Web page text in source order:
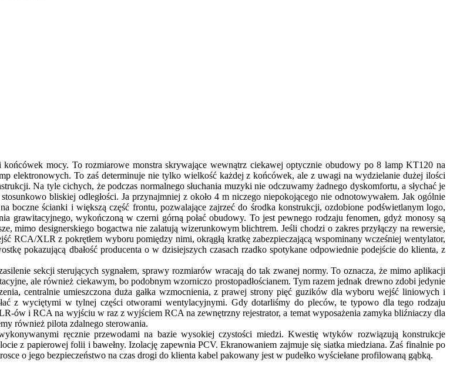
mocy. To rozmiarowe monstra skrywające wewnątrz ciekawej optycznie obudowy po 8 lamp KT120 na
elektronowych. To zaś determinuje nie tylko wielkość każdej z końcówek, ale z uwagi na wydzielanie dużej ilości
Na tyle cichych, że podczas normalnego słuchania muzyki nie odczuwamy żadnego dyskomfortu, a słychać je
bliskiej odległości. Ja przynajmniej z około 4 m niczego niepokojącego nie odnotowywałem. Jak ogólnie
ścianki i większą część frontu, pozwalające zajrzeć do środka konstrukcji, ozdobione podświetlanym logo,
grawitacyjnego, wykończoną w czerni górną połać obudowy. To jest pewnego rodzaju fenomen, gdyż monosy są
mimo designerskiego bogactwa nie zalatują wizerunkowym blichtrem. Jeśli chodzi o zakres przyłączy na rewersie,
RCA/XLR z pokrętłem wyboru pomiędzy nimi, okrągłą kratkę zabezpieczającą wspominany wcześniej wentylator,
pokazującą dbałość producenta o w dzisiejszych czasach rzadko spotykane odpowiednie podejście do klienta, z
sekcji sterujących sygnałem, sprawy rozmiarów wracają do tak zwanej normy. To oznacza, że mimo aplikacji
ale również ciekawym, bo podobnym wzorniczo prostopadłościanem. Tym razem jednak drewno zdobi jedynie
centralnie umieszczona duża gałka wzmocnienia, z prawej strony pięć guzików dla wyboru wejść liniowych i
z wyciętymi w tylnej części otworami wentylacyjnymi. Gdy dotarliśmy do pleców, te typowo dla tego rodzaju
ów i RCA na wyjściu w raz z wyjściem RCA na zewnętrzny rejestrator, a temat wyposażenia zamyka bliźniaczy dla
również pilota zdalnego sterowania.
ręcznie przewodami na bazie wysokiej czystości miedzi. Kwestię wtyków rozwiązują konstrukcje
z papierowej folii i bawełny. Izolację zapewnia PCV. Ekranowaniem zajmuje się siatka miedziana. Zaś finalnie po
o jego bezpieczeństwo na czas drogi do klienta kabel pakowany jest w pudełko wyściełane profilowaną gąbką.